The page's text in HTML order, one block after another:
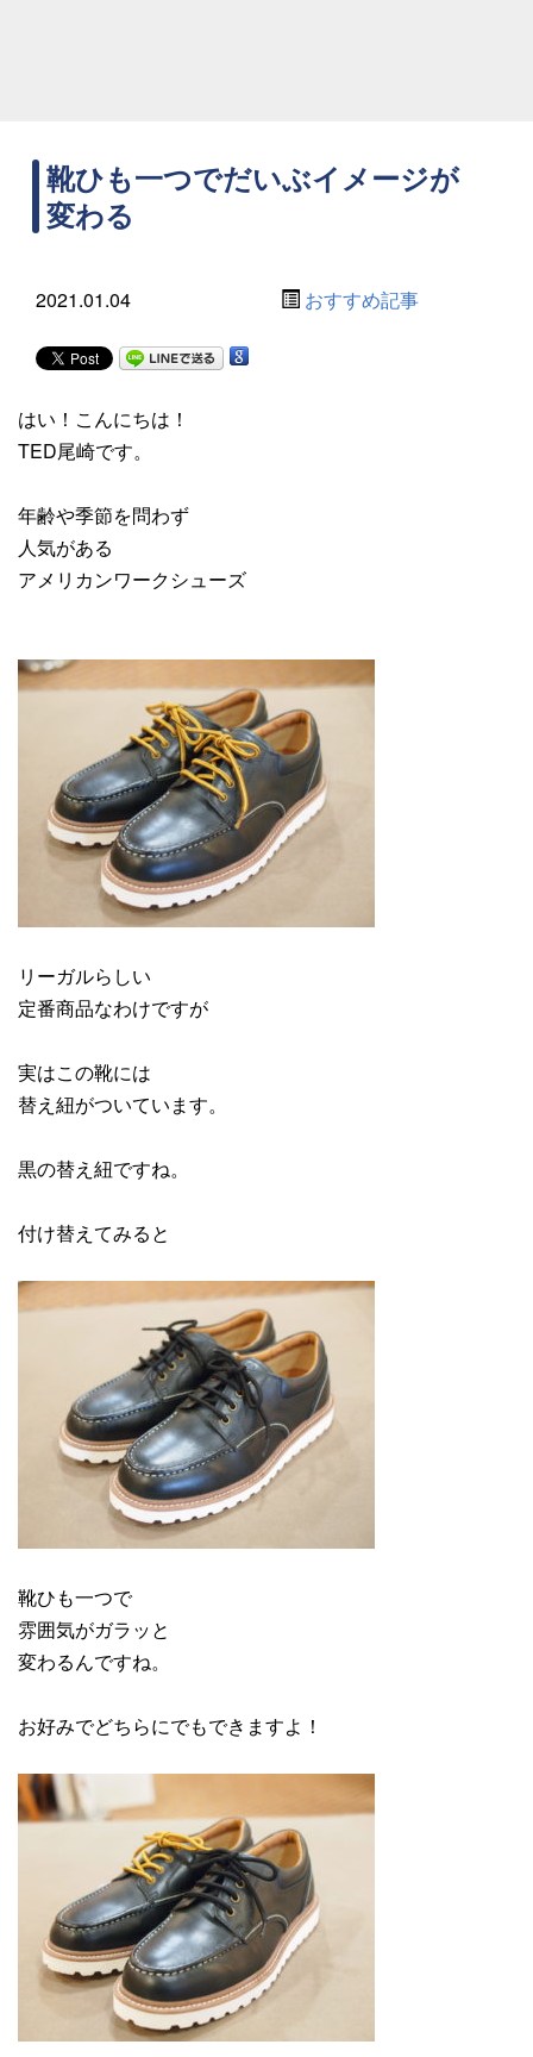
靴ひも一つでだいぶイメージが
変わる
2021.01.04 おすすめ記事
はい！こんにちは！
TED尾崎です。
年齢や季節を問わず
人気がある
アメリカンワークシューズ
リーガルらしい
定番商品なわけですが
実はこの靴には
替え紐がついています。
黒の替え紐ですね。
付け替えてみると
靴ひも一つで
雰囲気がガラッと
変わるんですね。
お好みでどちらにでもできますよ！